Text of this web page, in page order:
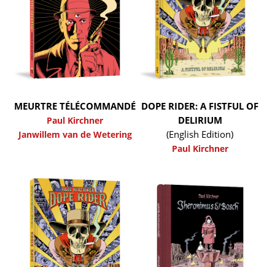
MEURTRE TÉLÉCOMMANDÉ
Paul Kirchner
Janwillem van de Wetering
DOPE RIDER: A FISTFUL OF
DELIRIUM
(English Edition)
Paul Kirchner